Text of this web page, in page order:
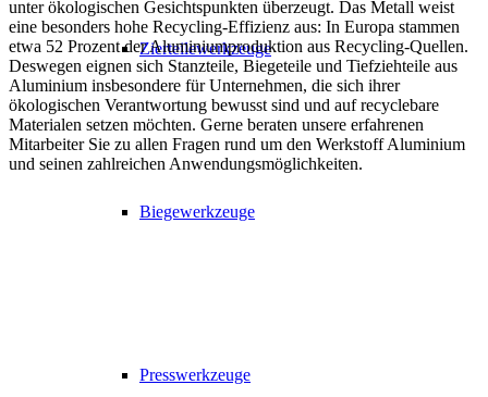
Zierteilewerkzeuge
Biegewerkzeuge
Presswerkzeuge
unter ökologischen Gesichtspunkten überzeugt. Das Metall weist
eine besonders hohe Recycling-Effizienz aus: In Europa stammen
etwa 52 Prozent der Aluminiumproduktion aus Recycling-Quellen.
Deswegen eignen sich Stanzteile, Biegeteile und Tiefziehteile aus
Aluminium insbesondere für Unternehmen, die sich ihrer
ökologischen Verantwortung bewusst sind und auf recyclebare
Materialen setzen möchten. Gerne beraten unsere erfahrenen
Mitarbeiter Sie zu allen Fragen rund um den Werkstoff Aluminium
und seinen zahlreichen Anwendungsmöglichkeiten.